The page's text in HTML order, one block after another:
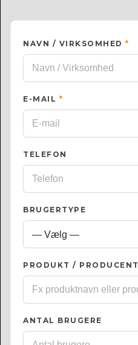
NAVN / VIRKSOMHED *
E-MAIL *
TELEFON
BRUGERTYPE
PRODUKT / PRODUCENT
ANTAL BRUGERE